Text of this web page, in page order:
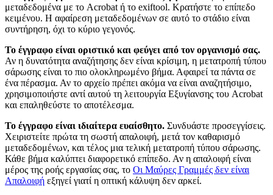
μεταδεδομένα με το Acrobat ή το exiftool. Κρατήστε το επίπεδο
κειμένου. Η αφαίρεση μεταδεδομένων σε αυτό το στάδιο είναι
συντήρηση, όχι το κύριο γεγονός.
Το έγγραφο είναι οριστικό και φεύγει από τον οργανισμό σας.
Αν η δυνατότητα αναζήτησης δεν είναι κρίσιμη, η μετατροπή τύπου
σάρωσης είναι το πιο ολοκληρωμένο βήμα. Αφαιρεί τα πάντα σε
ένα πέρασμα. Αν το αρχείο πρέπει ακόμα να είναι αναζητήσιμο,
χρησιμοποιήστε αντί αυτού τη λειτουργία Εξυγίανσης του Acrobat
και επαληθεύστε το αποτέλεσμα.
Το έγγραφο είναι ιδιαίτερα ευαίσθητο. Συνδυάστε προσεγγίσεις.
Χειριστείτε πρώτα τη σωστή απαλοιφή, μετά τον καθαρισμό
μεταδεδομένων, και τέλος μια τελική μετατροπή τύπου σάρωσης.
Κάθε βήμα καλύπτει διαφορετικό επίπεδο. Αν η απαλοιφή είναι
μέρος της ροής εργασίας σας, το Οι Μαύρες Γραμμές δεν είναι
Απαλοιφή εξηγεί γιατί η οπτική κάλυψη δεν αρκεί.